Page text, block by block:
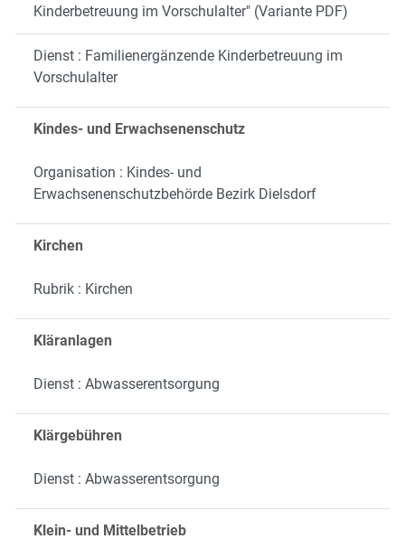
Kinderbetreuung im Vorschulalter" (Variante PDF)
Dienst : Familienergänzende Kinderbetreuung im
Vorschulalter
Kindes- und Erwachsenenschutz
Organisation : Kindes- und
Erwachsenenschutzbehörde Bezirk Dielsdorf
Kirchen
Rubrik : Kirchen
Kläranlagen
Dienst : Abwasserentsorgung
Klärgebühren
Dienst : Abwasserentsorgung
Klein- und Mittelbetrieb